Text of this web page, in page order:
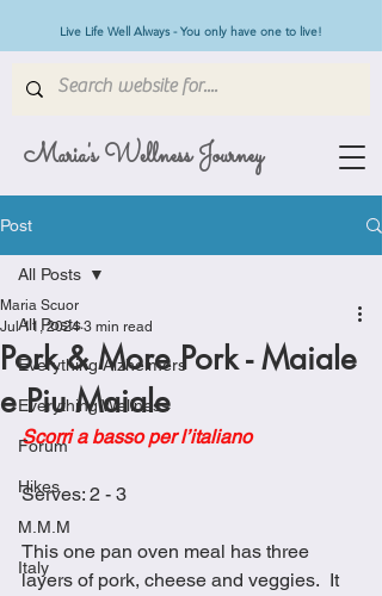
Maria's Wellness Journey
Live Life Well Always - You only have one to live!
Post
All Posts
Everything Alzheimers
Everything Wellness
Forum
Hikes
M.M.M
Italy
All Posts
Pork & More Pork - Maiale
e Piu Maiale
Maria Scuor
Jul 11, 2024 3 min read
Scorri a basso per l’italiano
Serves: 2 - 3
This one pan oven meal has three
layers of pork, cheese and veggies.  It